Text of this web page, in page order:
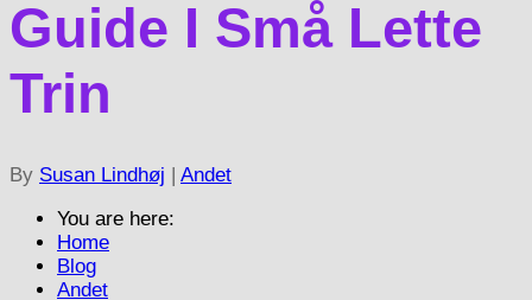
Guide I Små Lette
Trin
By Susan Lindhøj | Andet
You are here:
Home
Blog
Andet